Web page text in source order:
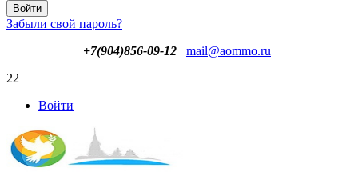
Забыли свой пароль?
+7(904)856-09-12
mail@aommo.ru
22
Войти